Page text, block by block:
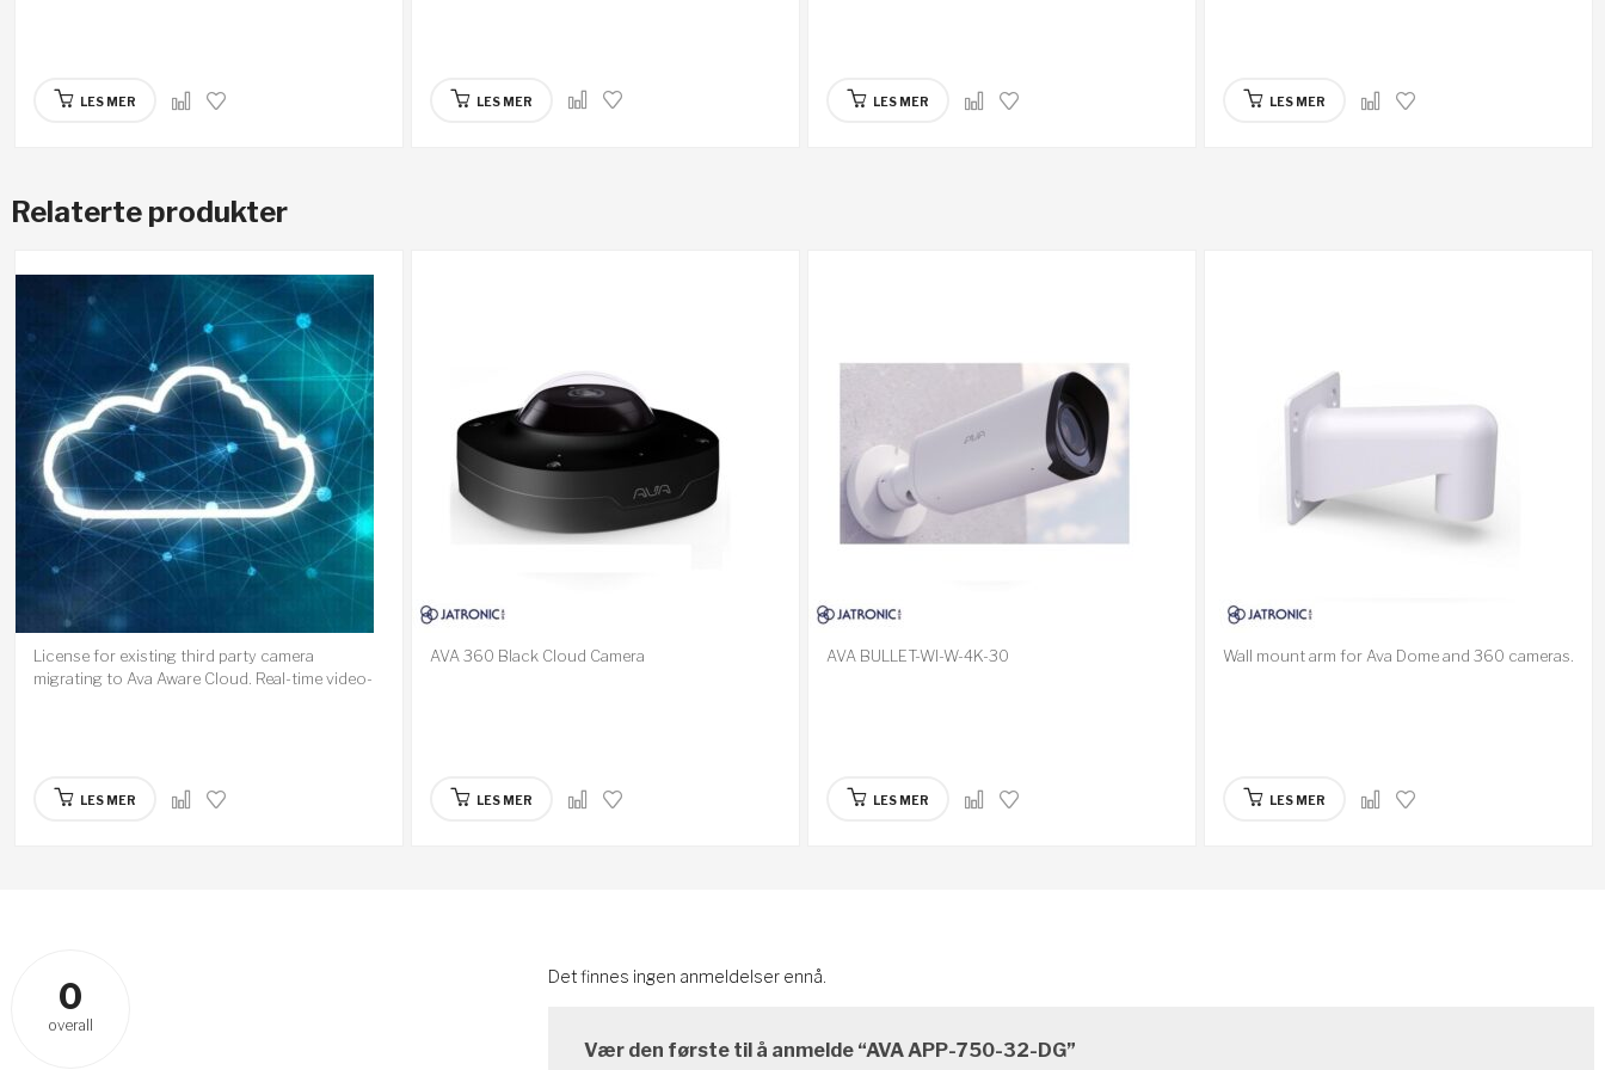
LES MER LES MER LES MER LES MER
Relaterte produkter
License for existing third party camera
migrating to Ava Aware Cloud. Real-time video-
LES MER
AVA 360 Black Cloud Camera
LES MER
AVA BULLET-WI-W-4K-30
LES MER
Wall mount arm for Ava Dome and 360 cameras.
LES MER
0
overall
Det finnes ingen anmeldelser ennå.
Vær den første til å anmelde “AVA APP-750-32-DG”